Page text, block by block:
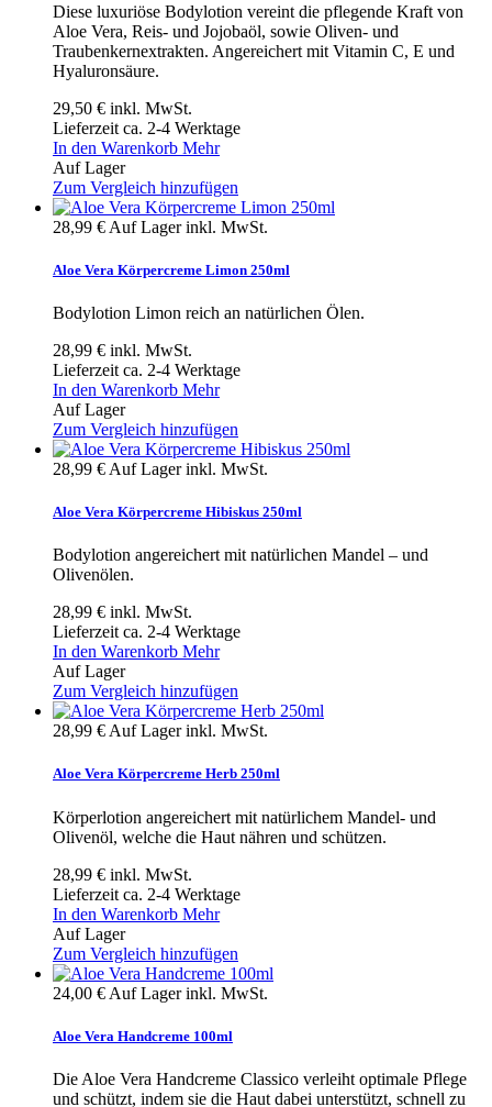
Diese luxuriöse Bodylotion vereint die pflegende Kraft von
Aloe Vera, Reis- und Jojobaöl, sowie Oliven- und
Traubenkernextrakten. Angereichert mit Vitamin C, E und
Hyaluronsäure.
29,50 € inkl. MwSt.
Lieferzeit ca. 2-4 Werktage
In den Warenkorb Mehr
Auf Lager
Zum Vergleich hinzufügen
28,99 € Auf Lagerinkl. MwSt.
Aloe Vera Körpercreme Limon 250ml
Bodylotion Limon reich an natürlichen Ölen.
28,99 € inkl. MwSt.
Lieferzeit ca. 2-4 Werktage
In den Warenkorb Mehr
Auf Lager
Zum Vergleich hinzufügen
28,99 € Auf Lagerinkl. MwSt.
Aloe Vera Körpercreme Hibiskus 250ml
Bodylotion angereichert mit natürlichen Mandel – und
Olivenölen.
28,99 € inkl. MwSt.
Lieferzeit ca. 2-4 Werktage
In den Warenkorb Mehr
Auf Lager
Zum Vergleich hinzufügen
28,99 € Auf Lagerinkl. MwSt.
Aloe Vera Körpercreme Herb 250ml
Körperlotion angereichert mit natürlichem Mandel- und
Olivenöl, welche die Haut nähren und schützen.
28,99 € inkl. MwSt.
Lieferzeit ca. 2-4 Werktage
In den Warenkorb Mehr
Auf Lager
Zum Vergleich hinzufügen
24,00 € Auf Lagerinkl. MwSt.
Aloe Vera Handcreme 100ml
Die Aloe Vera Handcreme Classico verleiht optimale Pflege
und schützt, indem sie die Haut dabei unterstützt, schnell zu